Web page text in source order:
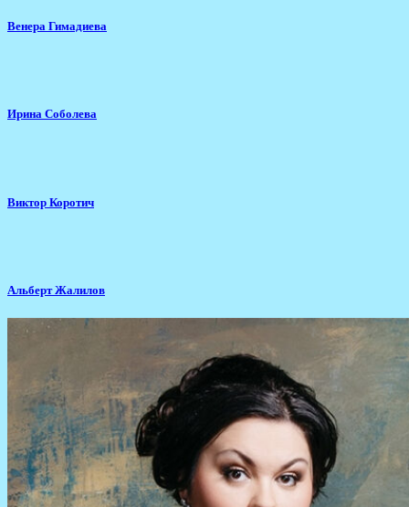
Венера Гимадиева
Ирина Соболева
Виктор Коротич
Альберт Жалилов